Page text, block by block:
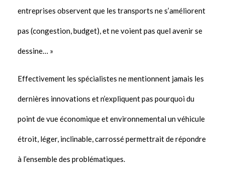
entreprises observent que les transports ne s’améliorent
pas (congestion, budget), et ne voient pas quel avenir se
dessine… »
Effectivement les spécialistes ne mentionnent jamais les
dernières innovations et n’expliquent pas pourquoi du
point de vue économique et environnemental un véhicule
étroit, léger, inclinable, carrossé permettrait de répondre
à l’ensemble des problématiques.